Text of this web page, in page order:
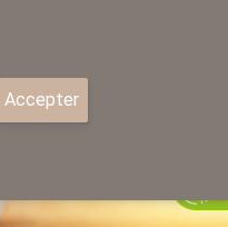
Accepter